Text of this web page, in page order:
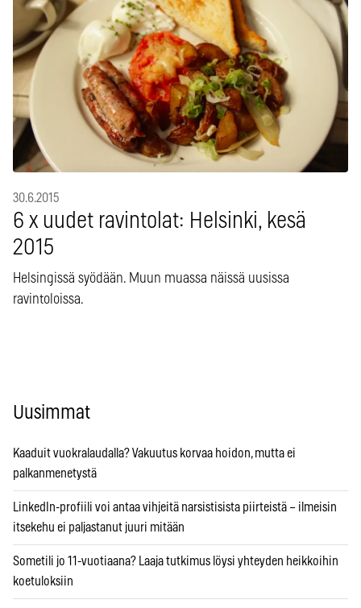
30.6.2015
6 x uudet ravintolat: Helsinki, kesä
2015
Helsingissä syödään. Muun muassa näissä uusissa
ravintoloissa.
Uusimmat
Kaaduit vuokralaudalla? Vakuutus korvaa hoidon, mutta ei
palkanmenetystä
LinkedIn-profiili voi antaa vihjeitä narsistisista piirteistä – ilmeisin
itsekehu ei paljastanut juuri mitään
Sometili jo 11-vuotiaana? Laaja tutkimus löysi yhteyden heikkoihin
koetuloksiin